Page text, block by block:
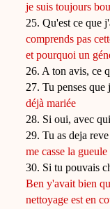
je suis toujours
25. Qu'est ce que
comprends pas
et pourquoi un
26. A ton avis, ce
27. Tu penses
déjà mariée
28. Si oui, avec
29. Tu as deja
me casse la gueule
30. Si tu pouvais
Ben y'avait bien
nettoyage est en